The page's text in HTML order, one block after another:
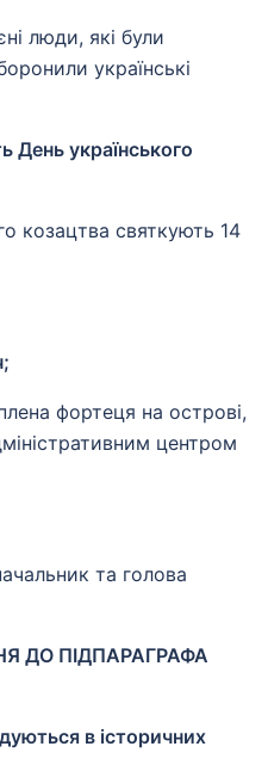
люди, які були
українські
День українського
козацтва святкують 14
фортеця на острові,
центром
та голова
ДО ПІДПАРАГРАФА
в історичних